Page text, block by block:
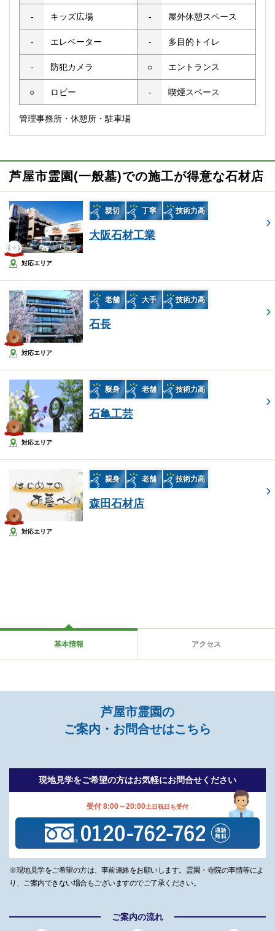
- キッズ広場 - 屋外休憩スペース
- エレベーター - 多目的トイレ
- 防犯カメラ ○ エントランス
○ ロビー - 喫煙スペース
管理事務所・休憩所・駐車場
芦屋市霊園(一般墓)での施工が得意な石材店
親切 丁寧 技術力高
大阪石材工業
対応エリア
老舗 大手 技術力高
石長
対応エリア
親身 老舗 技術力高
石亀工芸
対応エリア
親身 老舗 技術力高
森田石材店
対応エリア
基本情報 アクセス
芦屋市霊園の
ご案内・お問合せはこちら
現地見学をご希望の方はお気軽にお問合せください
受付 8:00～20:00土日祝日も受付
※現地見学をご希望の方は、事前連絡をお願いします。霊園・寺院の事情等によ
り、ご案内できない場合もございますのでご了承ください。
ご案内の流れ